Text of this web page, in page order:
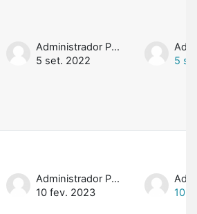
Administrador PROFMAT
5 set. 2022
5
Administrador PROFMAT
10 fev. 2023
10